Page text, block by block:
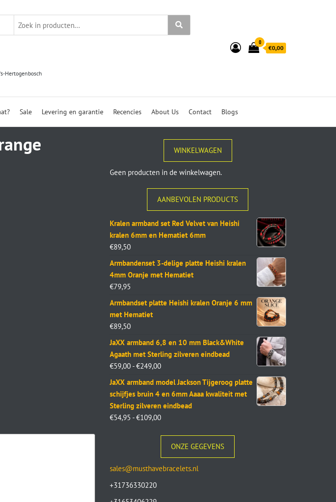
Hertogenbosch
0
€0,00
Sale Levering en garantie Recencies About Us Contact Blogs
WINKELWAGEN
Geen producten in de winkelwagen.
AANBEVOLEN PRODUCTS
Kralen armband set Red Velvet van Heishi
kralen 6mm en Hematiet 6mm
€89,50
Armbandenset 3-delige platte Heishi kralen
4mm Oranje met Hematiet
€79,95
Armbandset platte Heishi kralen Oranje 6 mm
met Hematiet
€89,50
JaXX armband 6,8 en 10 mm Black&White
Agaath met Sterling zilveren eindbead
€59,00 - €249,00
JaXX armband model Jackson Tijgeroog platte
schijfjes bruin 4 en 6mm Aaaa kwaliteit met
Sterling zilveren eindbead
€54,95 - €109,00
ONZE GEGEVENS
sales@musthavebracelets.nl
+31736330220